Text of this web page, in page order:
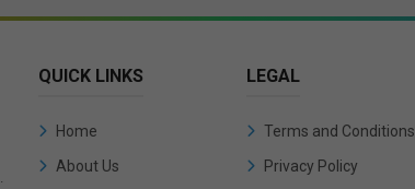
QUICK LINKS
Home
About Us
LEGAL
Terms and Conditions
Privacy Policy